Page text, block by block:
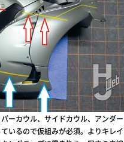
ーカウル、サイドカウル、アンダー
いるので仮組みが必須。よりキレイ